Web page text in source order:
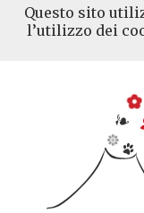
Questo sito
l’utilizzo dei